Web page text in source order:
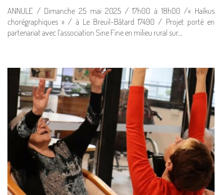
ANNULE / Dimanche 25 mai 2025 / 17h00 à 18h00 /« Haïkus
chorégraphiques » / à Le Breuil-Bâtard 17490 / Projet porté en
partenariat avec l’association Sine Fine en milieu rural sur…